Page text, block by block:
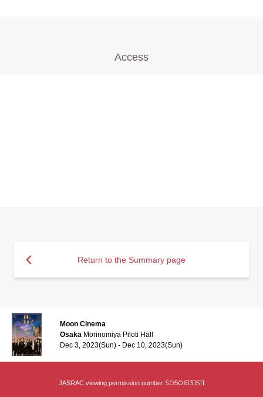
Access
Return to the Summary page
Moon Cinema
Osaka Morinomiya Piloti Hall
Dec 3, 2023(Sun) - Dec 10, 2023(Sun)
JASRAC viewing permission number S0506131511